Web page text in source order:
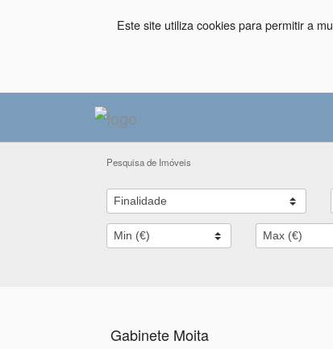
Este site utiliza cookies para permitir a
Pesquisa de Imóveis
Gabinete Moita